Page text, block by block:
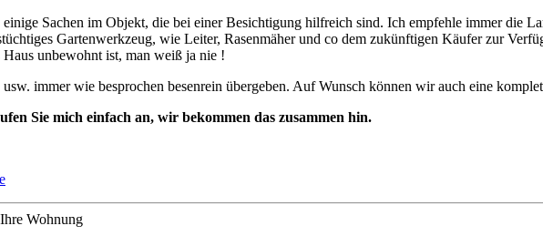
Sachen im Objekt, die bei einer Besichtigung hilfreich sind. Ich empfehle immer die
Gartenwerkzeug, wie Leiter, Rasenmäher und co dem zukünftigen Käufer zur
unbewohnt ist, man weiß ja nie !
immer wie besprochen besenrein übergeben. Auf Wunsch können wir auch eine
Sie mich einfach an, wir bekommen das zusammen hin.
Wohnung